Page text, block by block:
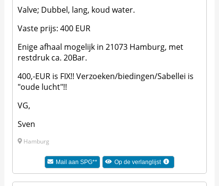
Valve; Dubbel, lang, koud water.
Vaste prijs: 400 EUR
Enige afhaal mogelijk in 21073 Hamburg, met
restdruk ca. 20Bar.
400,-EUR is FIX!! Verzoeken/biedingen/Sabellei is
"oude lucht"!!
VG,
Sven
Hamburg
Mail aan SPG** Op de verlanglijst